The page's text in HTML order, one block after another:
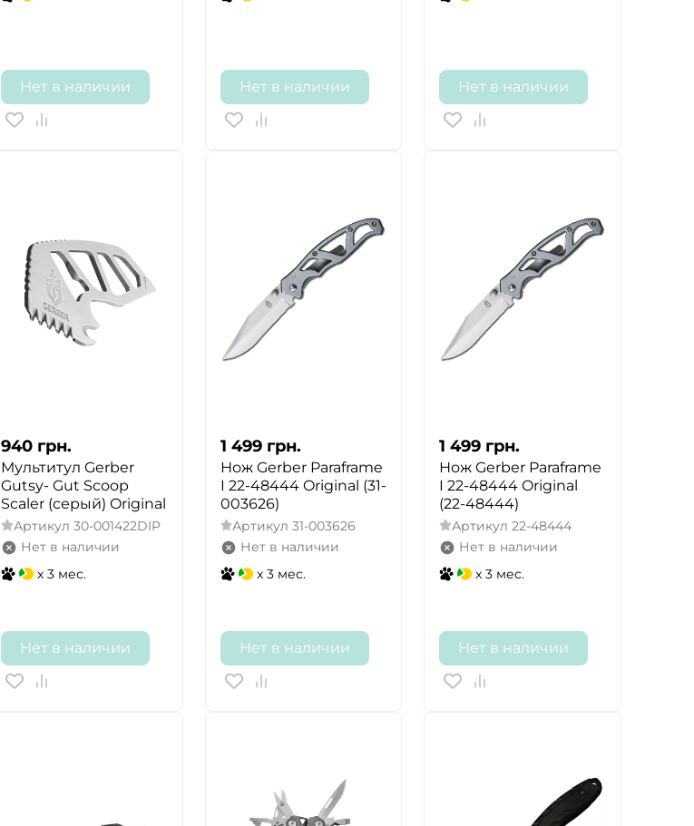
Нет в наличии Нет в наличии Нет в наличии
940 грн.
Мультитул Gerber
Gutsy- Gut Scoop
Scaler (серый) Original
Артикул 30-001422DIP
Нет в наличии
x 3 мес.
Нет в наличии
1 499 грн.
Нож Gerber Paraframe
I 22-48444 Original (31-
003626)
Артикул 31-003626
Нет в наличии
x 3 мес.
Нет в наличии
1 499 грн.
Нож Gerber Paraframe
I 22-48444 Original
(22-48444)
Артикул 22-48444
Нет в наличии
x 3 мес.
Нет в наличии